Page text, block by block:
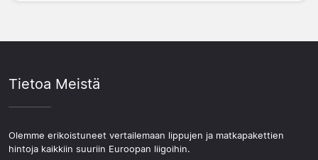
Tietoa Meistä
Olemme erikoistuneet vertailemaan lippujen ja matkapakettien
hintoja kaikkiin suuriin Euroopan liigoihin.